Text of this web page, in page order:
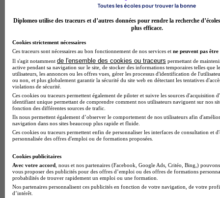
Diplomeo utilise des traceurs et d’autres données pour rendre la recherche
plus efficace.
Cookies strictement nécessaires
Ces traceurs sont nécessaires au bon fonctionnement de nos services et ne peuvent pas être
Il s'agit notamment de l'ensemble des cookies ou traceurs permettant de
active pendant sa navigation sur le site, de stocker des informations temporaires telles que
utilisateurs, les annonces ou les offres vues, gérer les processus d'identification de
ou non, et plus globalement garantir la sécurité du site web en détectant les tentatives
violations de sécurité.
Ces cookies ou traceurs permettent également de piloter et suivre les sources d'acquisition
identifiant unique permettant de comprendre comment nos utilisateurs naviguent sur nos
fonction des différentes sources de trafic.
Ils nous permettent également d’observer le comportement de nos utilisateurs afin
navigation dans nos sites beaucoup plus rapide et fluide.
Ces cookies ou traceurs permettent enfin de personnaliser les interfaces de consultation et
personnalisée des offres d'emploi ou de formations proposées.
Cookies publicitaires
Avec votre accord , nous et nos partenaires (Facebook, Google Ads, Critéo, Bing,)
vous proposer des publicités pour des offres d’emploi ou des offres de formations
probabilités de trouver rapidement un emploi ou une formation.
Nos partenaires personnalisent ces publicités en fonction de votre navigation, de votre
d’intérêt.